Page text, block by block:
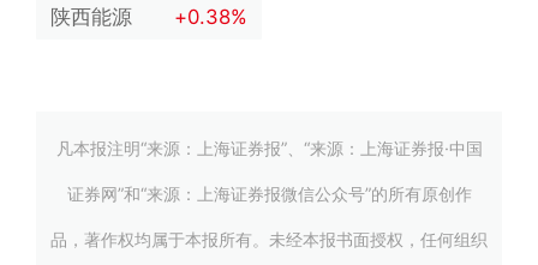
陕西能源 +0.38%
凡本报注明“来源：上海证券报”、“来源：上海证券报·中国
证券网”和“来源：上海证券报微信公众号”的所有原创作
品，著作权均属于本报所有。未经本报书面授权，任何组织